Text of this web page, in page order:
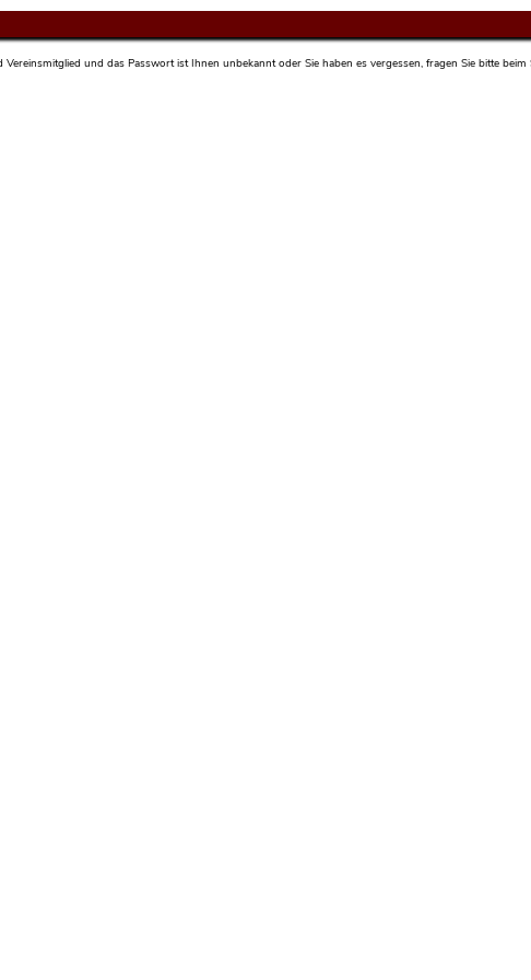
Vereinsmitglied und das Passwort ist Ihnen unbekannt oder Sie haben es vergessen, fragen Sie bitte beim